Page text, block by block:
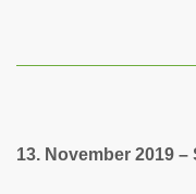
13. November 2019